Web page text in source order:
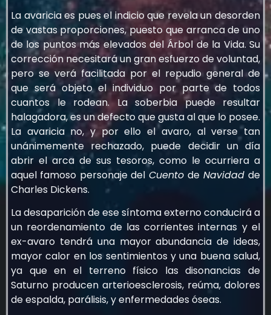
La avaricia es pues el indicio que revela un desorden
de vastas proporciones, puesto que arranca de uno
de los puntos más elevados del Árbol de la Vida. Su
corrección necesitará un gran esfuerzo de voluntad,
pero se verá facilitada por el repudio general de
que será objeto el individuo por parte de todos
cuantos le rodean. La soberbia puede resultar
halagadora, es un defecto que gusta al que lo posee.
La avaricia no, y por ello el avaro, al verse tan
unánimemente rechazado, puede decidir un día
abrir el arca de sus tesoros, como le ocurriera a
aquel famoso personaje del Cuentode Navidadde
Charles Dickens.
La desaparición de ese síntoma externo conducirá a
un reordenamiento de las corrientes internas y el
ex-avaro tendrá una mayor abundancia de ideas,
mayor calor en los sentimientos y una buena salud,
ya que en el terreno físico las disonancias de
Saturno producen arterioesclerosis, reúma, dolores
de espalda, parálisis, y enfermedades óseas.